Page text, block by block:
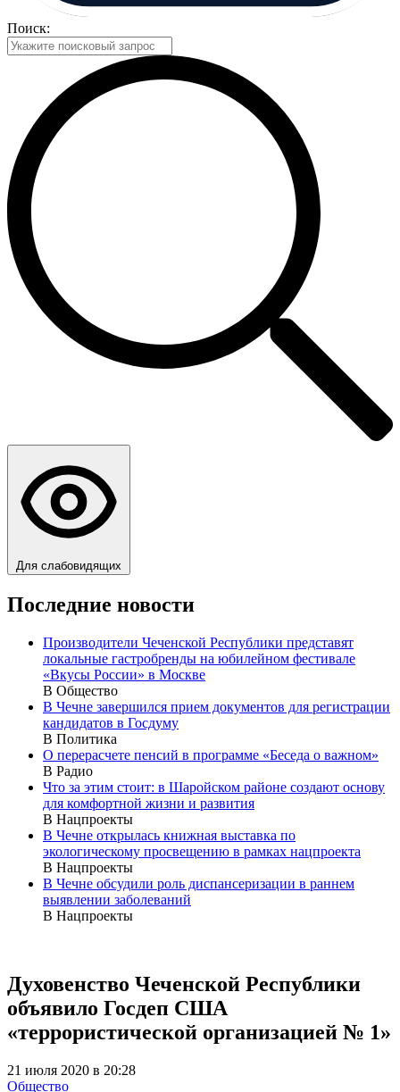
Поиск:
Для слабовидящих
Последние новости
Производители Чеченской Республики представят
локальные гастробренды на юбилейном фестивале
«Вкусы России» в Москве
В Общество
В Чечне завершился прием документов для регистрации
кандидатов в Госдуму
В Политика
О перерасчете пенсий в программе «Беседа о важном»
В Радио
Что за этим стоит: в Шаройском районе создают основу
для комфортной жизни и развития
В Нацпроекты
В Чечне открылась книжная выставка по
экологическому просвещению в рамках нацпроекта
В Нацпроекты
В Чечне обсудили роль диспансеризации в раннем
выявлении заболеваний
В Нацпроекты
Духовенство Чеченской Республики
объявило Госдеп США
«террористической организацией № 1»
21 июля 2020 в 20:28
Общество